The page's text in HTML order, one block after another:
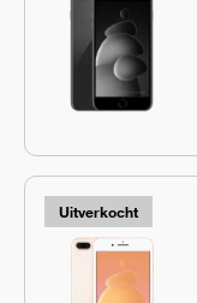
Uitverkocht